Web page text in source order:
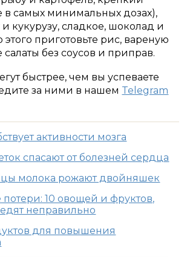
в самых минимальных дозах),
кукурузу, сладкое, шоколад и
приготовьте рис, вареную
салаты без соусов и приправ.
быстрее, чем вы успеваете
за ними в нашем Telegram
активности мозга
спасают от болезней сердца
молока рожают двойняшек
10 овощей и фруктов,
неправильно
для повышения